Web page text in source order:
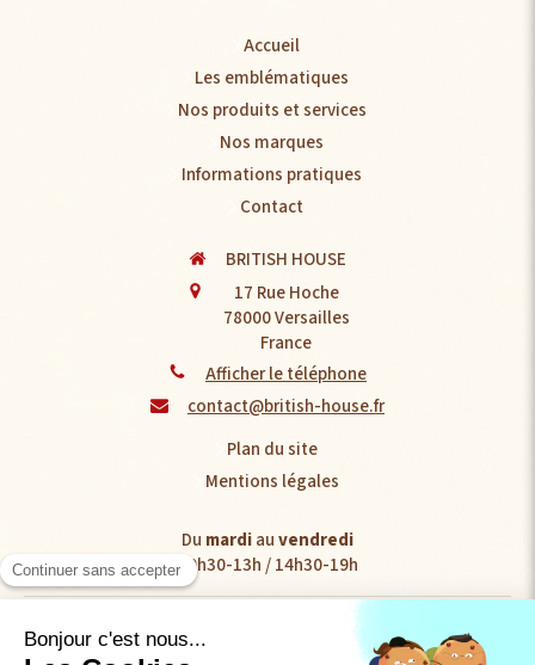
Accueil
Les emblématiques
Nos produits et services
Nos marques
Informations pratiques
Contact
BRITISH HOUSE
17 Rue Hoche
78000Versailles
France
Afficher le téléphone
contact@british-house.fr
Plan du site
Mentions légales
Du mardiauvendredi
10h30-13h / 14h30-19h